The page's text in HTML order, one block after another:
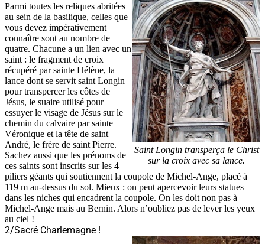
Saint Longin transperça le Christ
sur la croix avec sa lance.
Parmi toutes les reliques abritées
au sein de la basilique, celles que
vous devez impérativement
connaître sont au nombre de
quatre. Chacune a un lien avec un
saint : le fragment de croix
récupéré par sainte Hélène, la
lance dont se servit saint Longin
pour transpercer les côtes de
Jésus, le suaire utilisé pour
essuyer le visage de Jésus sur le
chemin du calvaire par sainte
Véronique et la tête de saint
André, le frère de saint Pierre.
Sachez aussi que les prénoms de
ces saints sont inscrits sur les 4
piliers géants qui soutiennent la coupole de Michel-Ange, placé à
119 m au-dessus du sol. Mieux : on peut apercevoir leurs statues
dans les niches qui encadrent la coupole. On les doit non pas à
Michel-Ange mais au Bernin. Alors n’oubliez pas de lever les yeux
au ciel !
2/Sacré Charlemagne !